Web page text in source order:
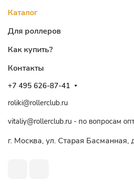
Каталог
Для роллеров
Как купить?
Контакты
+7 495 626-87-41
roliki@rollerclub.ru
vitaliy@rollerclub.ru - по вопросам
г. Москва, ул. Старая Басманная,